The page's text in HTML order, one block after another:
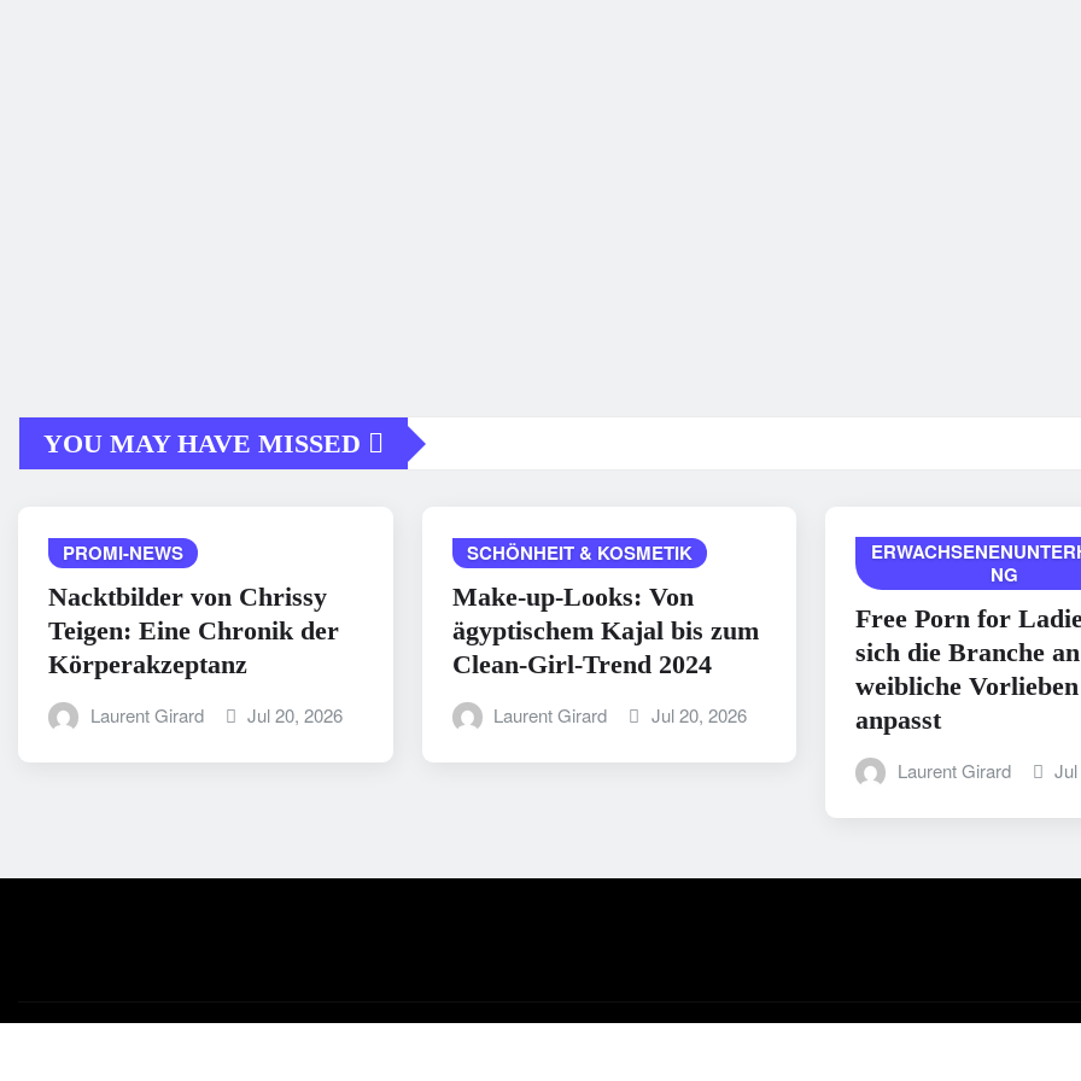
YOU MAY HAVE MISSED
PROMI-NEWS
Nacktbilder von Chrissy
Teigen: Eine Chronik der
Körperakzeptanz
Laurent Girard Jul 20, 2026
SCHÖNHEIT & KOSMETIK
Make-up-Looks: Von
ägyptischem Kajal bis zum
Clean-Girl-Trend 2024
Laurent Girard Jul 20, 2026
NG
Free Porn for
sich die Branche an
weibliche Vorlieben
anpasst
Laurent Girard